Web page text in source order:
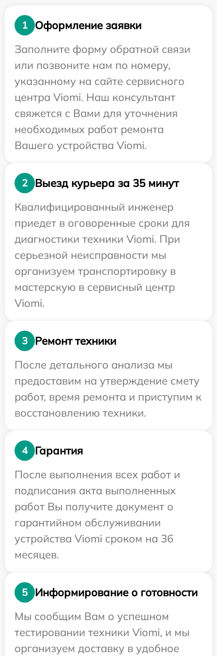
1
Оформление заявки
Заполните форму обратной связи
или позвоните нам по номеру,
указанному на сайте сервисного
центра Viomi. Наш консультант
свяжется с Вами для уточнения
необходимых работ ремонта
Вашего устройства Viomi.
2
Выезд курьера за 35 минут
Квалифицированный инженер
приедет в оговоренные сроки для
диагностики техники Viomi. При
серьезной неисправности мы
организуем транспортировку в
мастерскую в сервисный центр
Viomi.
3
Ремонт техники
После детального анализа мы
предоставим на утверждение смету
работ, время ремонта и приступим к
восстановлению техники.
4
Гарантия
После выполнения всех работ и
подписания акта выполненных
работ Вы получите документ о
гарантийном обслуживании
устройства Viomi сроком на 36
месяцев.
5
Информирование о готовности
Мы сообщим Вам о успешном
тестировании техники Viomi, и мы
организуем доставку в удобное